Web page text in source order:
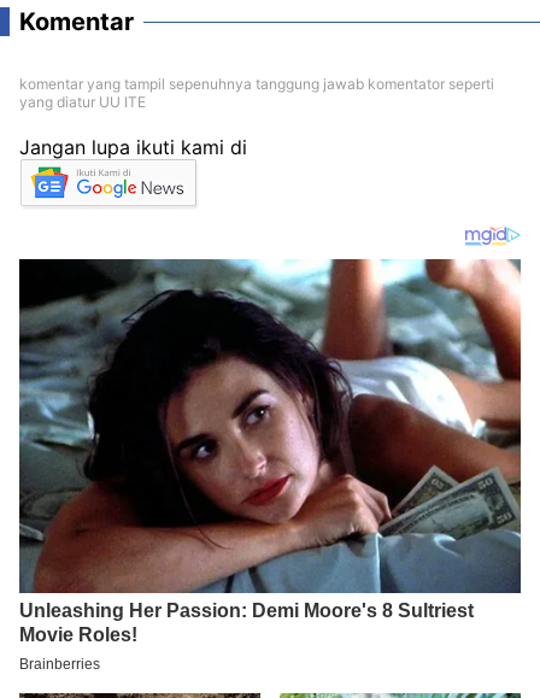
Komentar
komentar yang tampil sepenuhnya tanggung jawab komentator seperti
yang diatur UU ITE
Jangan lupa ikuti kami di